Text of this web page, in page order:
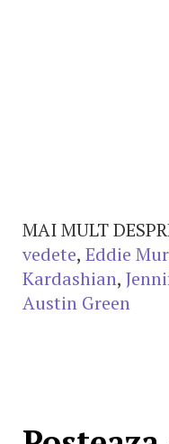
MAI MULT
vedete, Eddie
Kardashian,
Austin Green